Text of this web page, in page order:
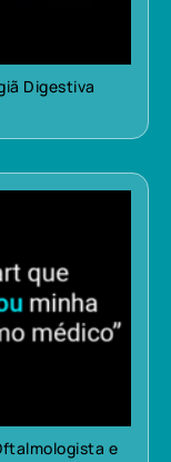
Digestiva
e